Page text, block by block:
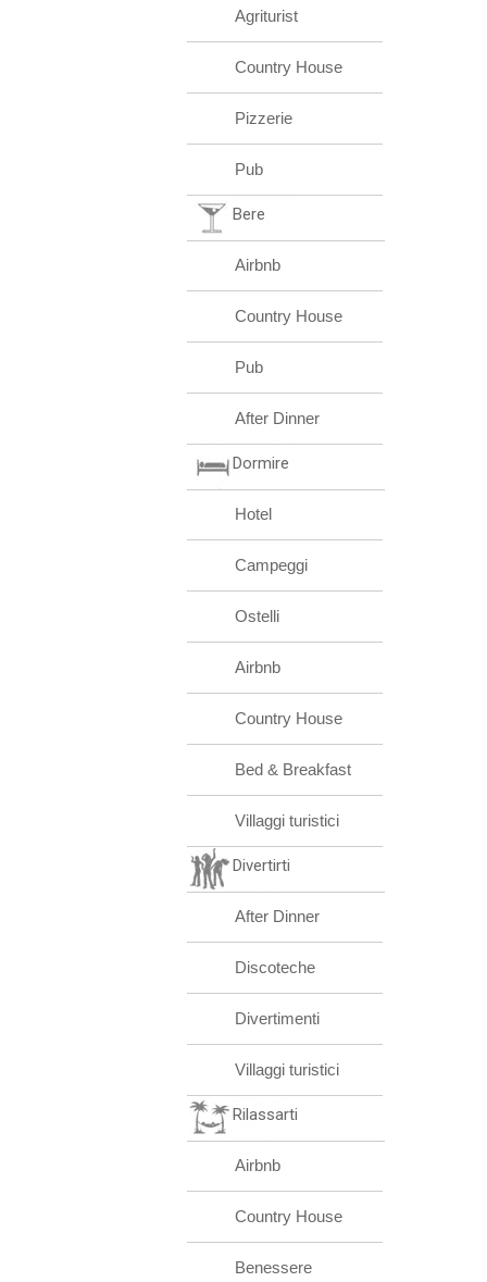
Agriturist
Country House
Pizzerie
Pub
Bere
Airbnb
Country House
Pub
After Dinner
Dormire
Hotel
Campeggi
Ostelli
Airbnb
Country House
Bed & Breakfast
Villaggi turistici
Divertirti
After Dinner
Discoteche
Divertimenti
Villaggi turistici
Rilassarti
Airbnb
Country House
Benessere